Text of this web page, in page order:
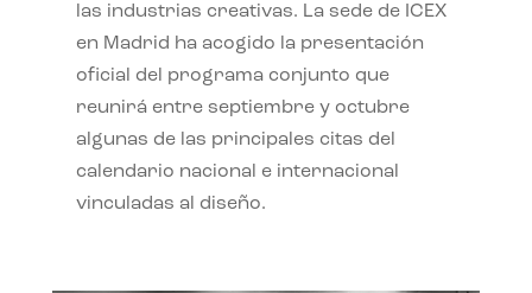
las industrias creativas. La sede de ICEX
en Madrid ha acogido la presentación
oficial del programa conjunto que
reunirá entre septiembre y octubre
algunas de las principales citas del
calendario nacional e internacional
vinculadas al diseño.